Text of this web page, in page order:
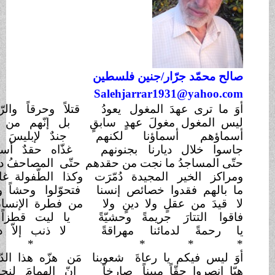
جرّار/جنين فلسطين
عهدَ المغول يعودُ
مغولَ عهدٍ سابقٍ
أسماؤنا
لكنهم
ديارنا
بجنونهم
ما نجت من حقدهم
المجيدةدُمّرَت
فقدوا خصائص إنسنا
عقلٍ ولا دينٍ ولا
جريمةً وحشيّةً
لدمائنا مهراقةً
*
يا رعاةَ شعوبنا
حقّاً مبيناً صارخاً
قتلاً وحرقاً والرّعاةُ شهودُ ؟!
بل إنّهم من قومنا لعديدُ !!
جندٌ لإبليسَ اللعينِ عبيدُ !!
غذّاه حقدٌ أسودٌ مشهودُ !!
حتّى المصاحفُ داسها العربيد!!
وكذا الطّفولة غالها التّشريدُ!!
فتحوّلوا وحشاً وليس قيودُ؟!
من فطرة الإنسان وهو رشيدُ!!
يا ليت قطزاً للجهاد يعودُ!!
لا ذنب إلاّ دعوةُوسجودُ!!
* *
مَن هزّه هذا الدّمُ المجحودُ؟!
إنّ الهمامَ لنجدةٍ مقصودُ !!